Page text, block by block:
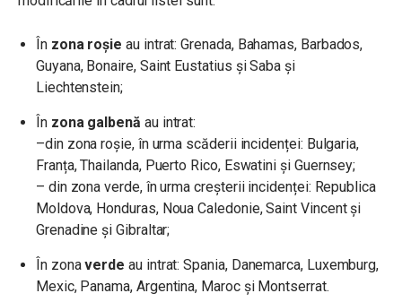
În zona roșieau intrat: Grenada, Bahamas, Barbados,
Guyana, Bonaire, Saint Eustatius și Saba și
Liechtenstein;
În zona galbenă au intrat:
–din zona roșie, în urma scăderii incidenței: Bulgaria,
Franța, Thailanda, Puerto Rico, Eswatini și Guernsey;
– din zona verde, în urma creșterii incidenței: Republica
Moldova, Honduras, Noua Caledonie, Saint Vincent și
Grenadine și Gibraltar;
În zonaverdeau intrat: Spania, Danemarca, Luxemburg,
Mexic, Panama, Argentina, Maroc și Montserrat.